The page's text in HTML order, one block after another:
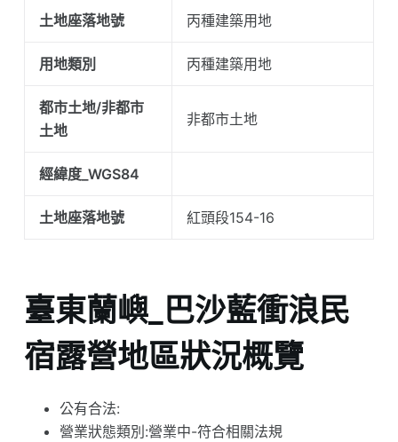
土地座落地號 丙種建築用地
用地類別 丙種建築用地
都市土地/非都市
土地
非都市土地
經緯度_WGS84
土地座落地號 紅頭段154-16
臺東蘭嶼_巴沙藍衝浪民
宿露營地區狀況概覽
公有合法:
營業狀態類別:營業中-符合相關法規